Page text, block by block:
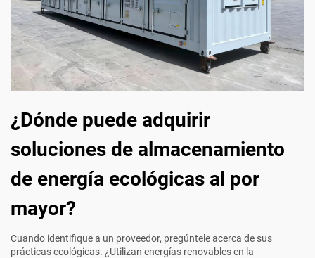
¿Dónde puede adquirir
soluciones de almacenamiento
de energía ecológicas al por
mayor?
Cuando identifique a un proveedor, pregúntele acerca de sus
prácticas ecológicas. ¿Utilizan energías renovables en la